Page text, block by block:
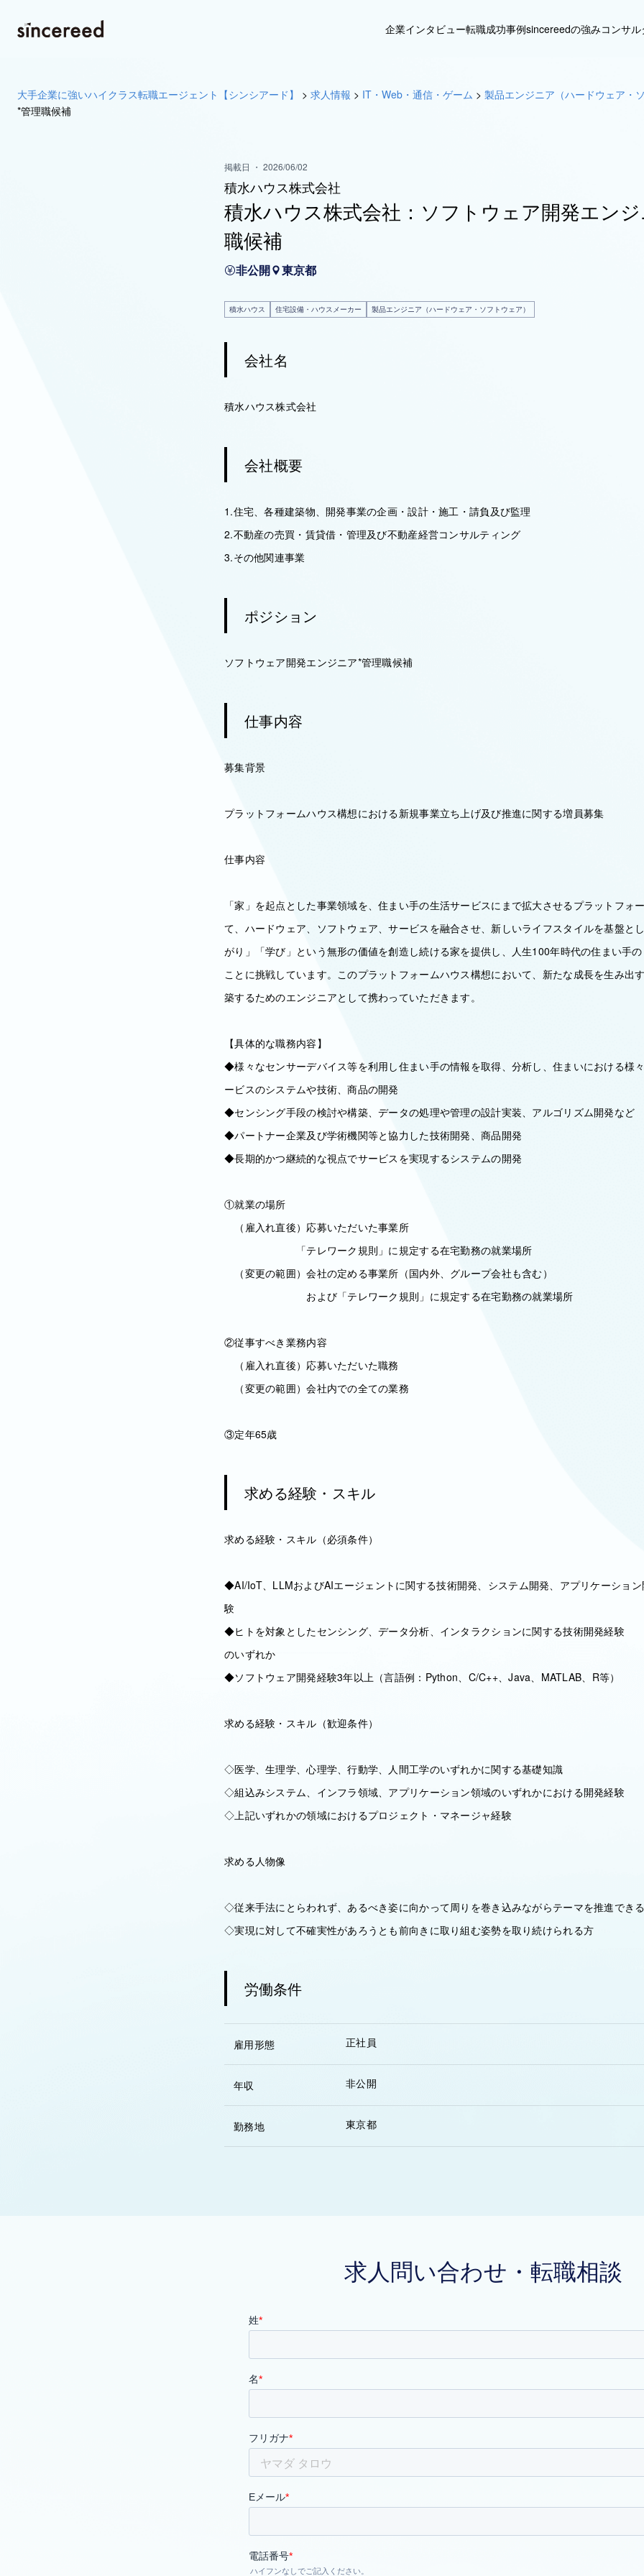
企業インタビュー転職成功事例sincereedの強みコンサ
大手企業に強いハイクラス転職エージェント【シンシアード】 > 求人情報 > IT・Web・通信・ゲーム > 製品エンジニア（ハードウェア・
*管理職候補
掲載日 ・ 2026/06/02
積水ハウス株式会社
積水ハウス株式会社：ソフトウェア開発エン
職候補
非公開 東京都
積水ハウス 住宅設備・ハウスメーカー 製品エンジニア（ハードウェア・ソフトウェア）
会社名
積水ハウス株式会社
会社概要
1.住宅、各種建築物、開発事業の企画・設計・施工・請負及び監理
2.不動産の売買・賃貸借・管理及び不動産経営コンサルティング
3.その他関連事業
ポジション
ソフトウェア開発エンジニア*管理職候補
仕事内容
募集背景
プラットフォームハウス構想における新規事業立ち上げ及び推進に関する増員募集
仕事内容
「家」を起点とした事業領域を、住まい手の生活サービスにまで拡大させるプラットフォ
て、ハードウェア、ソフトウェア、サービスを融合させ、新しいライフスタイルを基盤と
がり」「学び」という無形の価値を創造し続ける家を提供し、人生100年時代の住まい手
ことに挑戦しています。このプラットフォームハウス構想において、新たな成長を生み出
築するためのエンジニアとして携わっていただきます。
【具体的な職務内容】
◆様々なセンサーデバイス等を利用し住まい手の情報を取得、分析し、住まいにおける様
ービスのシステムや技術、商品の開発
◆センシング手段の検討や構築、データの処理や管理の設計実装、アルゴリズム開発など
◆パートナー企業及び学術機関等と協力した技術開発、商品開発
◆長期的かつ継続的な視点でサービスを実現するシステムの開発
①就業の場所
（雇入れ直後）応募いただいた事業所
「テレワーク規則」に規定する在宅勤務の就業場所
（変更の範囲）会社の定める事業所（国内外、グループ会社も含む）
および「テレワーク規則」に規定する在宅勤務の就業場所
②従事すべき業務内容
（雇入れ直後）応募いただいた職務
（変更の範囲）会社内での全ての業務
③定年65歳
求める経験・スキル
求める経験・スキル（必須条件）
◆AI/IoT、LLMおよびAIエージェントに関する技術開発、システム開発、アプリケーショ
験
◆ヒトを対象としたセンシング、データ分析、インタラクションに関する技術開発経験
のいずれか
◆ソフトウェア開発経験3年以上（言語例：Python、C/C++、Java、MATLAB、R等）
求める経験・スキル（歓迎条件）
◇医学、生理学、心理学、行動学、人間工学のいずれかに関する基礎知識
◇組込みシステム、インフラ領域、アプリケーション領域のいずれかにおける開発経験
◇上記いずれかの領域におけるプロジェクト・マネージャ経験
求める人物像
◇従来手法にとらわれず、あるべき姿に向かって周りを巻き込みながらテーマを推進でき
◇実現に対して不確実性があろうとも前向きに取り組む姿勢を取り続けられる方
労働条件
雇用形態 正社員
年収 非公開
勤務地 東京都
求人問い合わせ・転職相談